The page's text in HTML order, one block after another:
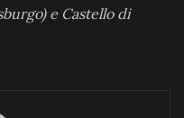
e Castello di